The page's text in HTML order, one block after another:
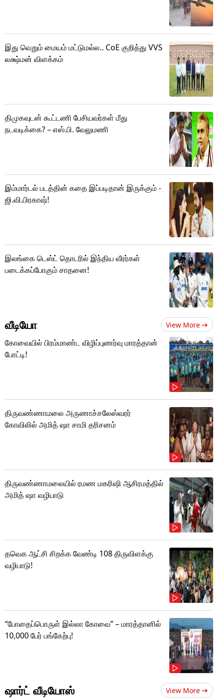
இது வெறும் மையம் மட்டுமல்ல.. CoE குறித்து VVS
லக்ஷ்மன் விளக்கம்
திமுகவுடன் கூட்டணி பேசியவர்கள் மீது
நடவடிக்கை? – எஸ்.பி. வேலுமணி
இம்மார்டல் படத்தின் கதை இப்படிதான் இருக்கும் -
ஜி.வி.பிரகாஷ்!
இலங்கை டெஸ்ட் தொடரில் இந்திய வீரர்கள்
படைக்கப்போகும் சாதனை!
வீடியோ View More
கோவையில் பிரம்மாண்ட விழிப்புணர்வு மாரத்தான்
போட்டி!
திருவண்ணாமலை அருணாச்சலேஸ்வரர்
கோவிலில் அமித் ஷா சாமி தரிசனம்
திருவண்ணாமலையில் ரமண மகரிஷி ஆசிரமத்தில்
அமித் ஷா வழிபாடு
தவெக ஆட்சி சிறக்க வேண்டி 108 திருவிளக்கு
வழிபாடு!
“போதைப்பொருள் இல்லா கோவை” – மாரத்தானில்
10,000 பேர் பங்கேற்பு!
ஷார்ட் வீடியோஸ் View More